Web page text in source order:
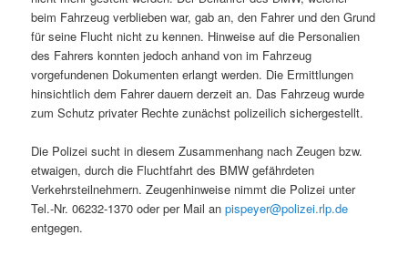
beim Fahrzeug verblieben war, gab an, den Fahrer und den Grund
für seine Flucht nicht zu kennen. Hinweise auf die Personalien
des Fahrers konnten jedoch anhand von im Fahrzeug
vorgefundenen Dokumenten erlangt werden. Die Ermittlungen
hinsichtlich dem Fahrer dauern derzeit an. Das Fahrzeug wurde
zum Schutz privater Rechte zunächst polizeilich sichergestellt.
Die Polizei sucht in diesem Zusammenhang nach Zeugen bzw.
etwaigen, durch die Fluchtfahrt des BMW gefährdeten
Verkehrsteilnehmern. Zeugenhinweise nimmt die Polizei unter
Tel.-Nr. 06232-1370 oder per Mail anpispeyer@polizei.rlp.de
entgegen.